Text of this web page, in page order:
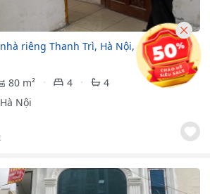
riêng Thanh Trì, Hà Nội, diện tích
80 m² 4
4
Nội